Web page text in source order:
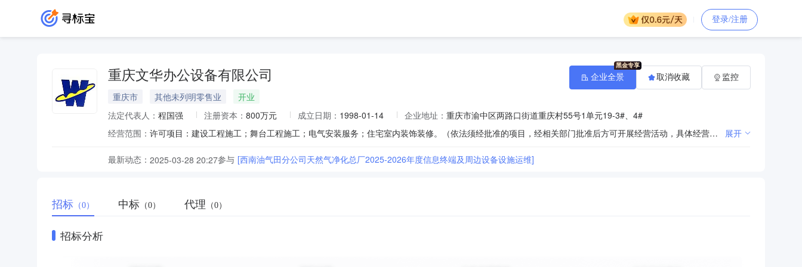
登录/注册
重庆文华办公设备有限公司
重庆市 其他未列明零售业
开业
法定代表人： 程国强 注册资本： 800万元 成立日期： 1998-01-14 企业地址： 重庆市渝中区两路口街道重庆村55号1单元19-3#、4#
经营范围：
许可项目：建设工程施工；舞台工程施工；电气安装服务；住宅室内装饰装修。（依法须经批准的项目，经相关部门批准后方可开展经营活动，具体经营项目以相关部门批准文件或许可证件为准）一般项目：办公设备销售；计算机软硬件及辅助设备零售；云计算设备销售；通讯设备销售；计算机系统服务；信息系统集成服务；计算机及办公设备维修；信息技术咨询服务；云计算装备技术服务；物联网技术服务；5G通信技术服务；数据处理服务；数据处理和存储支持服务；互联网数据服务；互联网安全服务；软件开发；网络与信息安全软件开发；办公设备租赁服务；安全技术防范系统设计施工服务；网络技术服务；安全系统监控服务；互联网设备销售；信息安全设备销售；物联网设备销售；机械设备销售；电器辅件销售；家用电器销售；家用电器零配件销售；电子产品销售；化工产品销售（不含许可类化工产品）；五金产品零售；建筑材料销售；建筑装饰材料销售；仪器仪表销售；电子元器件与机电组件设备销售；电线、电缆经营；电力电子元器件销售；电力设施器材销售；制冷、空调设备销售；环境保护专用设备销售；办公设备耗材销售；金属材料销售；安防设备销售；复印和胶印设备销售；日用品销售；日用百货销售；第一类医疗器械销售；音响设备销售；消防器材销售；照相机及器材销售；教学专用仪器销售；文具用品零售；食品销售（仅销售预包装食品）；纸制品销售；家具销售；家具零配件销售；办公用品销售；体育用品及器材零售；户外用品销售；工艺美术品及礼仪用品销售（象牙及其制品除外）；厨具卫具及日用杂品零售；服装服饰零售；针纺织品销售；劳动保护用品销售；皮革制品销售；家居用品销售；互联网销售（除销售需要许可的商品）；塑料制品销售；橡胶制品销售；日用玻璃制品销售；卫生洁具销售；乐器零售；承接档案服务外包；金属工具销售；会议及展览服务；办公服务；电子专用设备销售；显示器件销售；家用视听设备销售；日用化学产品销售；日用杂品销售；个人卫生用品销售；机械电气设备销售；阀门和旋塞销售；信息系统运行维护服务。（除依法须经批准的项目外，凭营业执照依法自主开展经营活动） 展开
最新动态： 2025-03-28 20:27参与 [西南油气田分公司天然气净化总厂2025-2026年度信息终端及周边设备设施运维]
企业全景 取消收藏 监控
招标 （0） 中标 （0） 代理 （0）
招标分析